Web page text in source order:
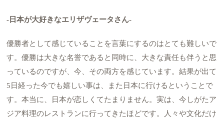
-日本が大好きなエリザヴェータさん-
優勝者として感じていることを言葉にするのはとても難しいで
す。優勝は大きな名誉であると同時に、大きな責任も伴うと思
っているのですが、今、その両方を感じています。結果が出て
5日経った今でも嬉しい事は、また日本に行けるということで
す。本当に、日本が恋しくてたまりません。実は、今しがたア
ジア料理のレストランに行ってきたほどです。人々や文化だけ